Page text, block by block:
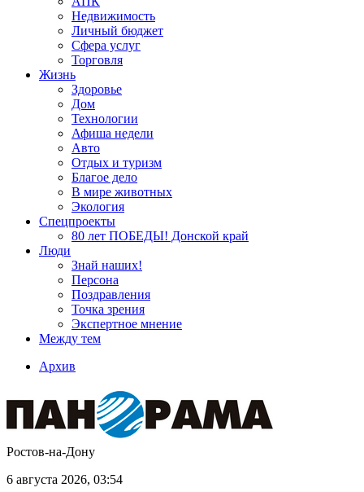
Недвижимость
Личный бюджет
Сфера услуг
Торговля
Жизнь
Здоровье
Дом
Технологии
Афиша недели
Авто
Отдых и туризм
Благое дело
В мире животных
Экология
Спецпроекты
80 лет ПОБЕДЫ! Донской край
Люди
Знай наших!
Персона
Поздравления
Точка зрения
Экспертное мнение
Между тем
Архив
Ростов-на-Дону
6 августа 2026, 03:54